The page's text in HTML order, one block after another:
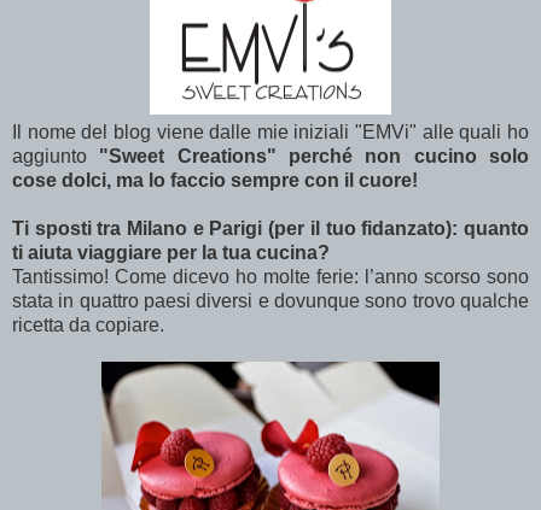
Il nome del blog viene dalle mie iniziali "EMVi" alle quali ho
aggiunto "Sweet Creations" perché non cucino solo
cose dolci, ma lo faccio sempre con il cuore!
Ti sposti tra Milano e Parigi (per il tuo fidanzato): quanto
ti aiuta viaggiare per la tua cucina?
Tantissimo! Come dicevo ho molte ferie: l’anno scorso sono
stata in quattro paesi diversi e dovunque sono trovo qualche
ricetta da copiare.